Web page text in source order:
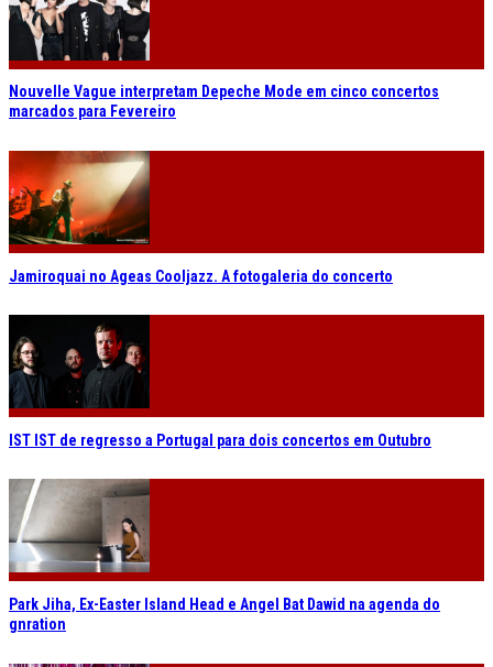
Nouvelle Vague interpretam Depeche Mode em cinco concertos
marcados para Fevereiro
Jamiroquai no Ageas Cooljazz. A fotogaleria do concerto
IST IST de regresso a Portugal para dois concertos em Outubro
Park Jiha, Ex-Easter Island Head e Angel Bat Dawid na agenda do
gnration